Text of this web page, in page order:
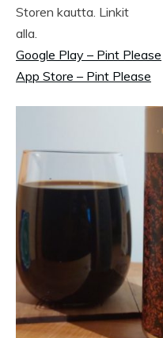
Storen kautta. Linkit
alla.
Google Play – Pint Please
App Store – Pint Please